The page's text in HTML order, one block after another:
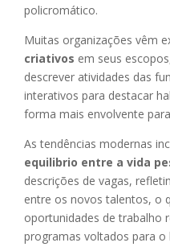
policromático.
Muitas organizações vêm
criativos em seus
descrever atividades das
interativos para destacar
forma mais envolvente
As tendências modernas
equilibrio entre a vida
descrições de vagas,
entre os novos talentos, o
oportunidades de trabalho
programas voltados para o